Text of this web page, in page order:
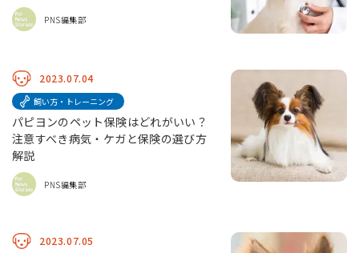
PNS編集部
2023.07.04
飼い方・トレーニング
パピヨンのペット保険はどれがいい？
注意すべき病気・ケガと保険の選び方
解説
PNS編集部
2023.07.05